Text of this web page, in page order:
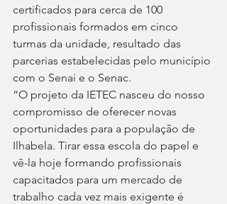
certificados para cerca de 100
profissionais formados em cinco
turmas da unidade, resultado das
parcerias estabelecidas pelo município
com o Senai e o Senac.
“O projeto da IETEC nasceu do nosso
compromisso de oferecer novas
oportunidades para a população de
Ilhabela. Tirar essa escola do papel e
vê-la hoje formando profissionais
capacitados para um mercado de
trabalho cada vez mais exigente é